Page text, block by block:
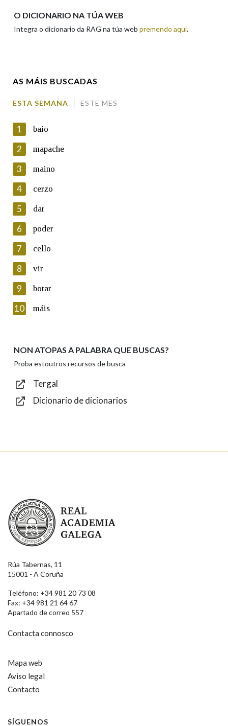
En cumprimento da normativa vixente en materia de
Protección de Datos de Carácter Persoal, a Real Academia
Galega informa a aqueles usuarios que faciliten o seu correo
electrónico, así como calquera outra información de carácter
persoal, que estes datos serán obxecto de tratamento
automatizado de carácter confidencial e incorporados aos seus
ficheiros informáticos. Así mesmo, os usuarios poderán exercer o
seu dereito de acceso, rectificación, oposición e cancelación dos
seus datos poñéndose en contacto connosco.
Lin e acepto as condicións da política de
Introduce o código que aparece na imaxe:
Texto de verificación
O DICIONARIO NA TÚA WEB
Integra o dicionario da RAG na túa web premendo aquí.
AS MÁIS BUSCADAS
ESTA SEMANA ESTE MES
1 baio
2 mapache
3 maino
4 cerzo
5 dar
6 poder
7 cello
8 vir
9 botar
10 máis
NON ATOPAS A PALABRA QUE BUSCAS?
Proba estoutros recursos de busca
Tergal
Dicionario de dicionarios
Real Academia Galega
Rúa Tabernas, 11
15001 - A Coruña
Teléfono: +34 981 20 73 08
Fax: +34 981 21 64 67
Apartado de correo 557
Contacta connosco
Mapa web
Aviso legal
Contacto
SÍGUENOS